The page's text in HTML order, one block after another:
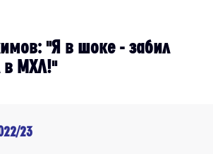
"Я в шоке - забил
в МХЛ!"
23